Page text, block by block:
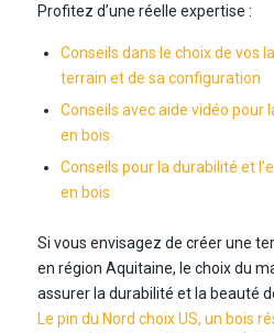
Profitez d’une réelle expertise :
Conseils dans le choix de vos
terrain et de sa configuration
Conseils avec aide vidéo pour
en bois
Conseils pour la durabilité et
en bois
Si vous envisagez de créer une
en région Aquitaine, le choix du
assurer la durabilité et la beauté
Le pin du Nord choix US, un bois